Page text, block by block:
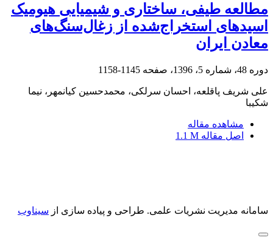
مطالعه طیفی، ساختاری و شیمیایی هیومیک
اسیدهای استخراج‌شده از زغال‌سنگ‌های
معادن ایران
دوره 48، شماره 5، 1396، صفحه 1145-1158
علی شریف پاقلعه، احسان سرلکی، محمدحسین کیانمهر، نیما
شکیبا
مشاهده مقاله
اصل مقاله 1.1 M
سامانه مدیریت نشریات علمی. طراحی و پیاده سازی از سیناوب